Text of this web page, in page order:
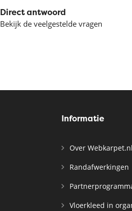
Direct antwoord
Bekijk de veelgestelde vragen
Informatie
Over Webkarpet.nl
Randafwerkingen
Vloerkleed in